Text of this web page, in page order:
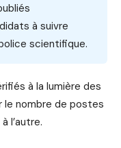
à suivre
scientifique.
à la lumière des
le nombre de postes
l’autre.